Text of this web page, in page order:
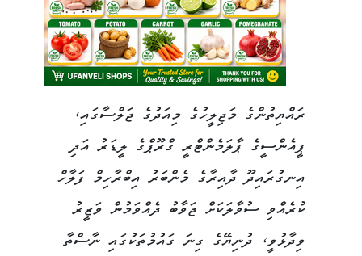
ރައްޔިތުންގެ މަޖިލީހުގެ މިއަދުގެ ޖަލްސާގައި،
ޕީއެންސީގެ ޕާލަމެންޓްރީ ގްރޫޕްގެ ލީޑަރު އަދި
އިނގުރައިދޫ ދާއިރާގެ މެންބަރު އިބްރާހިމް ފަލާހް
ކުރެއްވި ސުވާލަކަށް ޖަވާބު ދެއްވަމުން ވަޒީރު
ވިދާޅުވީ، ދުނިޔޭގެ ގިނަ ގައުމުތަކުގައި ނާސްތާ